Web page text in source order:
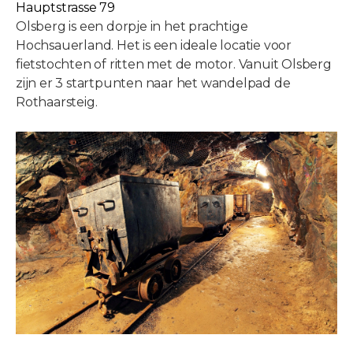
Hauptstrasse 79
Olsberg is een dorpje in het prachtige
Hochsauerland. Het is een ideale locatie voor
fietstochten of ritten met de motor. Vanuit Olsberg
zijn er 3 startpunten naar het wandelpad de
Rothaarsteig.